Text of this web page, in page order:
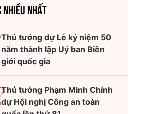
NHIỀU NHẤT
Thủ tướng dự Lễ kỷ niệm 50
năm thành lập Uỷ ban Biên
giới quốc gia
Thủ tướng Phạm Minh Chính
dự Hội nghị Công an toàn